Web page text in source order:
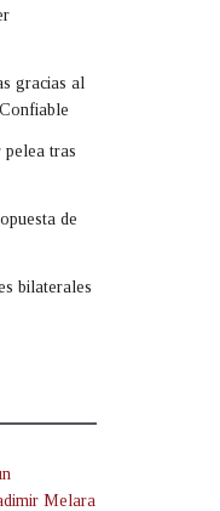
gracias al
tras
de
bilaterales
Melara